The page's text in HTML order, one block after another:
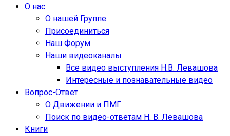
О нас
О нашей Группе
Присоединиться
Наш Форум
Наши видеоканалы
Все видео выступления Н.В. Левашова
Интересные и познавательные видео
Вопрос-Ответ
О Движении и ПМГ
Поиск по видео-ответам Н. В. Левашова
Книги